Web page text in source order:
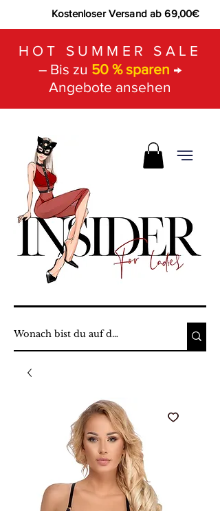
Kostenloser Versand ab 69,00€
HOT SUMMER SALE
– Bis zu 50 % sparen →
Angebote ansehen